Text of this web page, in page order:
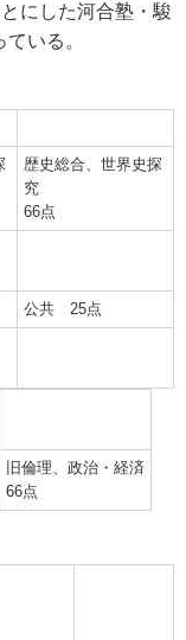
にした河合塾・駿
いる。
歴史総合、世界史探
究
66点
公共 25点
旧倫理、政治・経済
66点